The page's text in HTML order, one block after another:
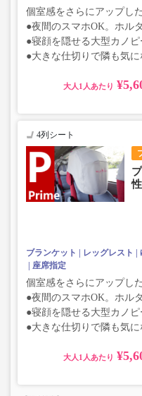
個室感をさらにアップし
●夜間のスマホOK。ホル
●寝顔を隠せる大型カノ
●大きな仕切りで隣も気に
大人
4列シート
ブランケット レッグレスト
座席指定
個室感をさらにアップし
●夜間のスマホOK。ホル
●寝顔を隠せる大型カノ
●大きな仕切りで隣も気に
大人